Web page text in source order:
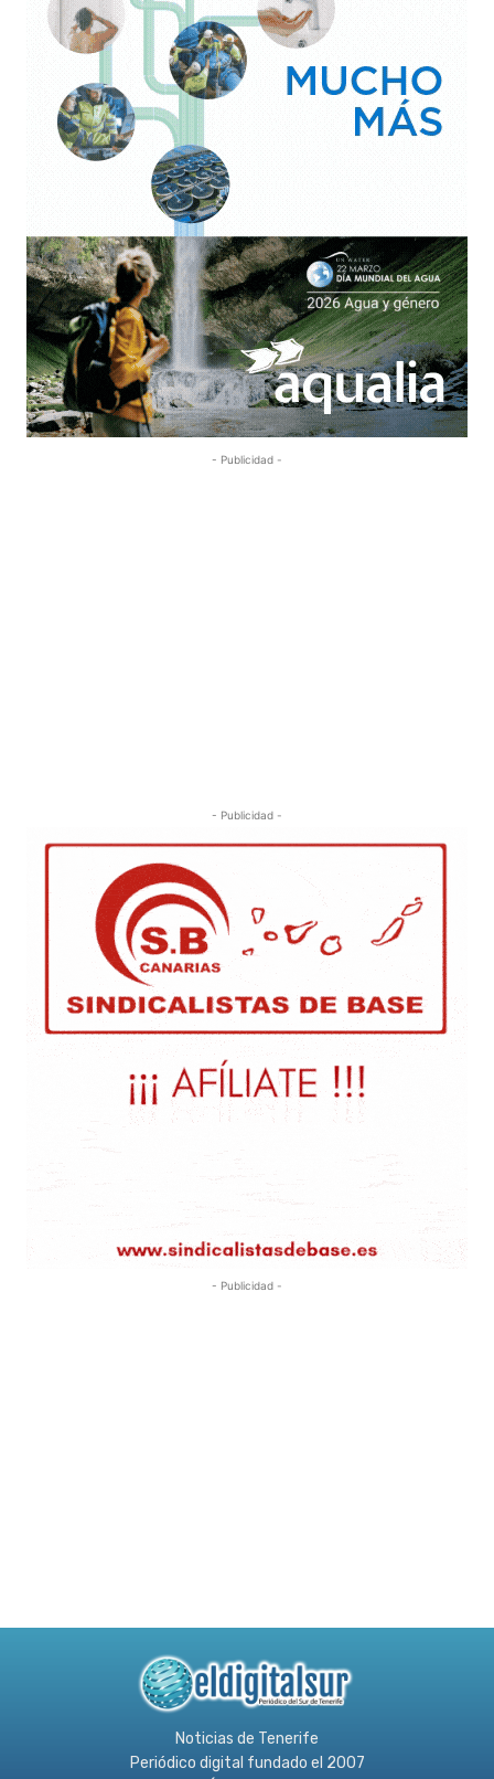
- Publicidad -
- Publicidad -
- Publicidad -
Noticias de Tenerife
Periódico digital fundado el 2007